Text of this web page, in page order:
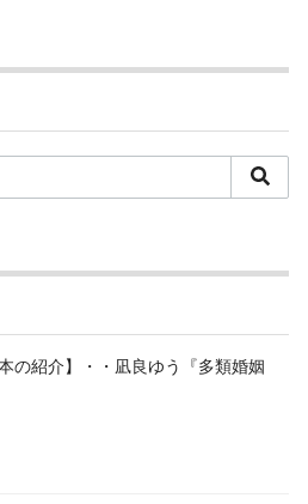
本の紹介】・・凪良ゆう『多類婚姻